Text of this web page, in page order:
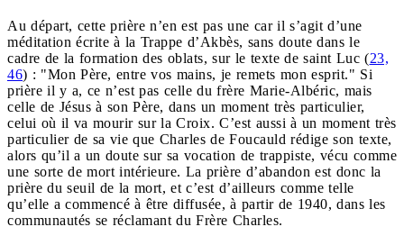
Au départ, cette prière n’en est pas une car il s’agit d’une
méditation écrite à la Trappe d’Akbès, sans doute dans le
cadre de la formation des oblats, sur le texte de saint Luc (23,
46) : "Mon Père, entre vos mains, je remets mon esprit." Si
prière il y a, ce n’est pas celle du frère Marie-Albéric, mais
celle de Jésus à son Père, dans un moment très particulier,
celui où il va mourir sur la Croix. C’est aussi à un moment très
particulier de sa vie que Charles de Foucauld rédige son texte,
alors qu’il a un doute sur sa vocation de trappiste, vécu comme
une sorte de mort intérieure. La prière d’abandon est donc la
prière du seuil de la mort, et c’est d’ailleurs comme telle
qu’elle a commencé à être diffusée, à partir de 1940, dans les
communautés se réclamant du Frère Charles.